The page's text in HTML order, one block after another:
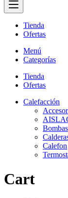
Tienda
Ofertas
Menú
Categorías
Tienda
Ofertas
Calefacción
Bombas
Calefon
Cart